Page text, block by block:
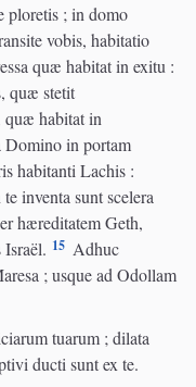
ploretis ; in domo
vobis, habitatio
quæ habitat in exitu :
quæ stetit
quæ habitat in
Domino in portam
habitanti Lachis :
inventa sunt scelera
hæreditatem Geth,
15 Adhuc
; usque ad Odollam
tuarum ; dilata
ducti sunt ex te.